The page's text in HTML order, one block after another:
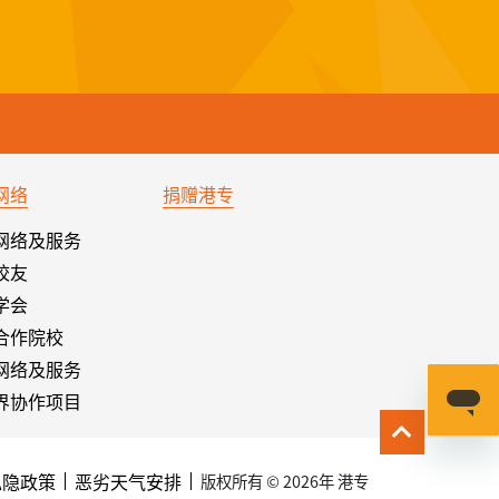
络
络及服务
友
会
作院校
络及服务
协作项目
捐赠港专
政策 恶劣天气安排 版权所有 © 2026年 港专